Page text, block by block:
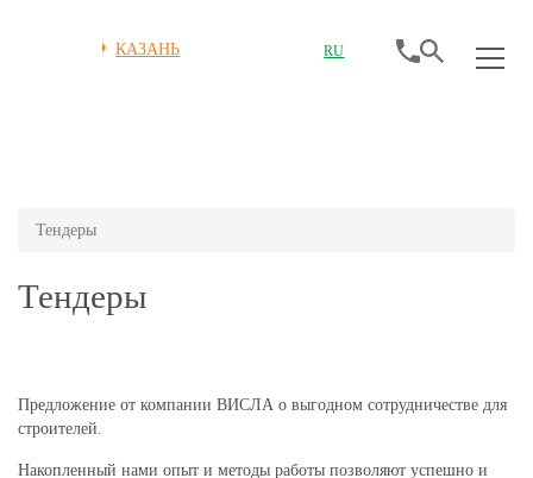
КАЗАНЬ RU
Тендеры
Тендеры
Предложение от компании ВИСЛА о выгодном сотрудничестве для
строителей.
Накопленный нами опыт и методы работы позволяют успешно и